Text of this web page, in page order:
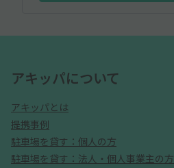
アキッパについて
アキッパとは
提携事例
駐車場を貸す：個人の方
駐車場を貸す：法人・個人事業主の方